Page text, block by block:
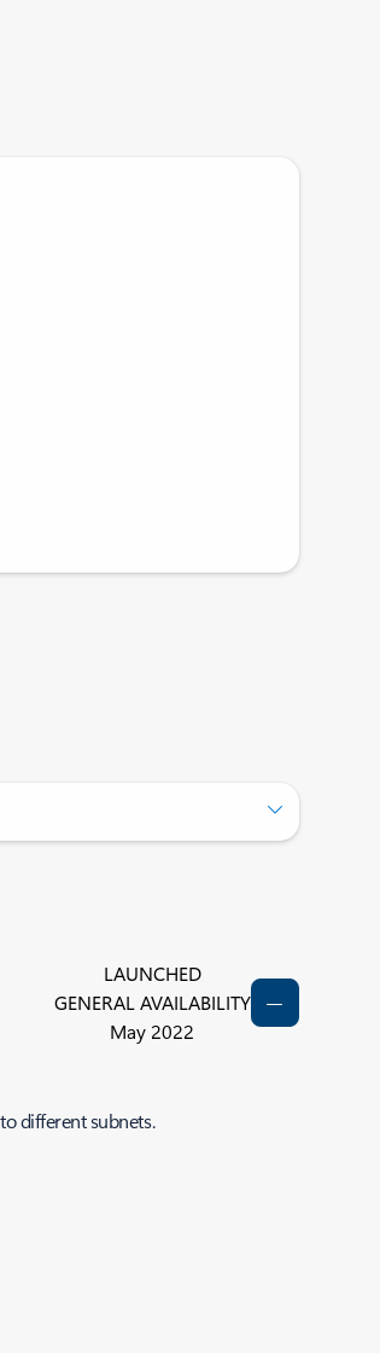
LAUNCHED
GENERAL AVAILABILITY
May 2022
different subnets.